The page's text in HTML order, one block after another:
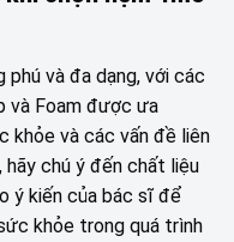
và đa dạng, với các
và Foam được ưa
khỏe và các vấn đề liên
chú ý đến chất liệu
ý kiến của bác sĩ để
khỏe trong quá trình